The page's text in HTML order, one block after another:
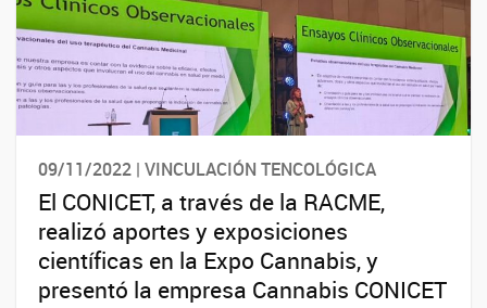
09/11/2022 | VINCULACIÓN TENCOLÓGICA
El CONICET, a través de la RACME,
realizó aportes y exposiciones
científicas en la Expo Cannabis, y
presentó la empresa Cannabis CONICET